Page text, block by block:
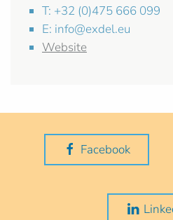
T: +32 (0)475 666 099
E: info@exdel.eu
Website
Facebook